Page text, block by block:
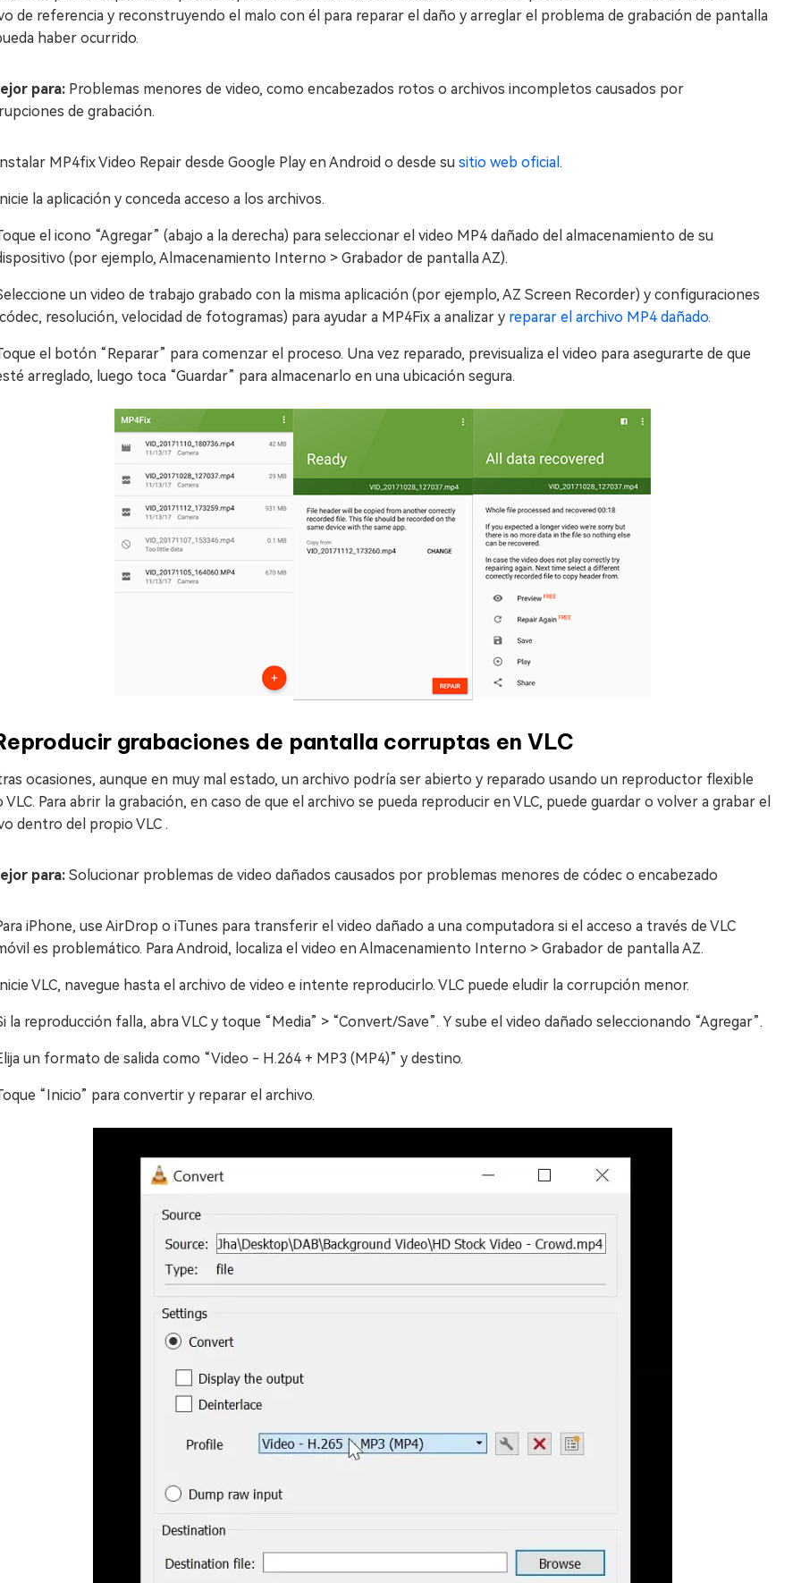
de referencia y reconstruyendo el malo con él para reparar el daño y arreglar el problema de grabación de pantalla
haber ocurrido.
para: Problemas menores de video, como encabezados rotos o archivos incompletos causados por
de grabación.
MP4fix Video Repair desde Google Play en Android o desde su sitio web oficial .
la aplicación y conceda acceso a los archivos.
el icono “Agregar” (abajo a la derecha) para seleccionar el video MP4 dañado del almacenamiento de su
(por ejemplo, Almacenamiento Interno > Grabador de pantalla AZ).
un video de trabajo grabado con la misma aplicación (por ejemplo, AZ Screen Recorder) y configuraciones
resolución, velocidad de fotogramas) para ayudar a MP4Fix a analizar y reparar el archivo MP4 dañado.
el botón “Reparar” para comenzar el proceso. Una vez reparado, previsualiza el video para asegurarte de que
arreglado, luego toca “Guardar” para almacenarlo en una ubicación segura.
grabaciones de pantalla corruptas en VLC
ocasiones, aunque en muy mal estado, un archivo podría ser abierto y reparado usando un reproductor flexible
VLC. Para abrir la grabación, en caso de que el archivo se pueda reproducir en VLC, puede guardar o volver a grabar el
dentro del propio VLC .
para: Solucionar problemas de video dañados causados por problemas menores de códec o encabezado
iPhone, use AirDrop o iTunes para transferir el video dañado a una computadora si el acceso a través de VLC
es problemático. Para Android, localiza el video en Almacenamiento Interno > Grabador de pantalla AZ.
VLC, navegue hasta el archivo de video e intente reproducirlo. VLC puede eludir la corrupción menor.
la reproducción falla, abra VLC y toque “Media” > “Convert/Save”. Y sube el video dañado seleccionando “Agregar”.
un formato de salida como “Video - H.264 + MP3 (MP4)” y destino.
“Inicio” para convertir y reparar el archivo.